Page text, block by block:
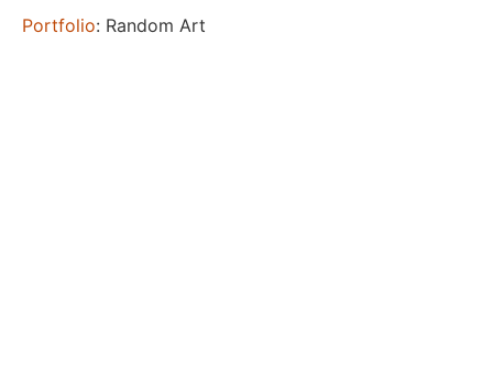
Portfolio: Random Art